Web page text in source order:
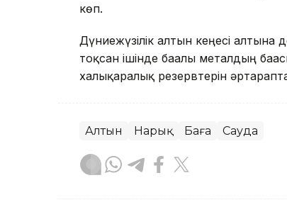
көп.
Дүниежүзілік алтын кеңесі алтынға
тоқсан ішінде бағалы металдың
халықаралық резервтерін
Алтын Нарық Баға Сауда